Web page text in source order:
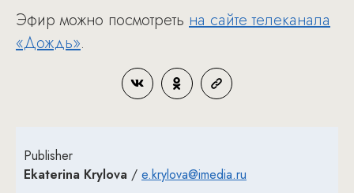
Эфир можно посмотреть на сайте телеканала
«Дождь».
Publisher
Ekaterina Krylova / e.krylova@imedia.ru